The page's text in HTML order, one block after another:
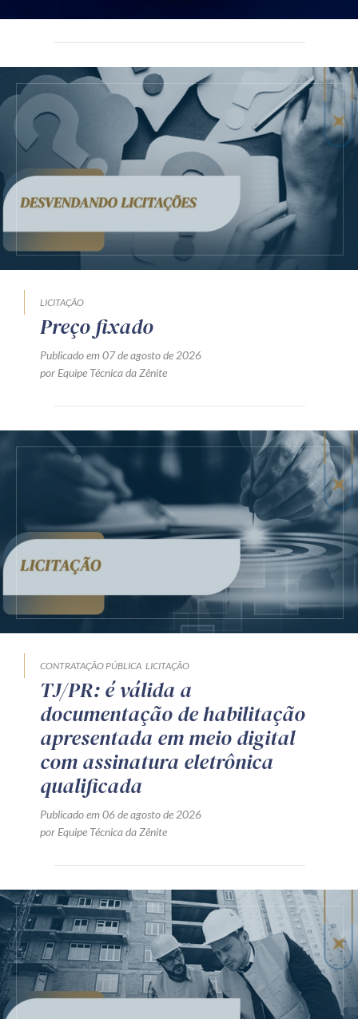
LICITAÇÃO
Preço fixado
Publicado em 07 de agosto de 2026
por Equipe Técnica da Zênite
CONTRATAÇÃO PÚBLICA LICITAÇÃO
TJ/PR: é válida a
documentação de habilitação
apresentada em meio digital
com assinatura eletrônica
qualificada
Publicado em 06 de agosto de 2026
por Equipe Técnica da Zênite